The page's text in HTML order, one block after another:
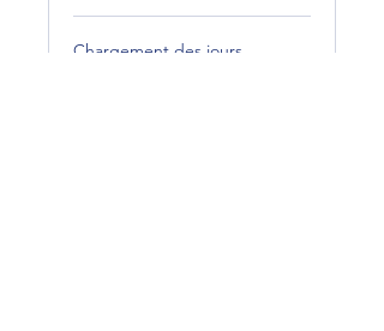
Chargement des jours...